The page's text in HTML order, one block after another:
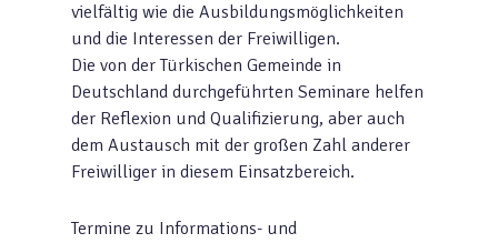
vielfältig wie die Ausbildungsmöglichkeiten
und die Interessen der Freiwilligen.
Die von der Türkischen Gemeinde in
Deutschland durchgeführten Seminare helfen
der Reflexion und Qualifizierung, aber auch
dem Austausch mit der großen Zahl anderer
Freiwilliger in diesem Einsatzbereich.
Termine zu Informations- und